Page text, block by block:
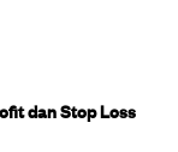
dan Stop Loss